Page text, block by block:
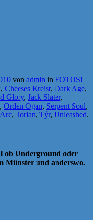
von admin in FOTOS!
, Cheeses Kreist, Dark Age,
Glory, Jack Slater,
, Orden Ogan, Serpent Soul,
, Torian, Týr, Unleashed.
ob Underground oder
Münster und anderswo.